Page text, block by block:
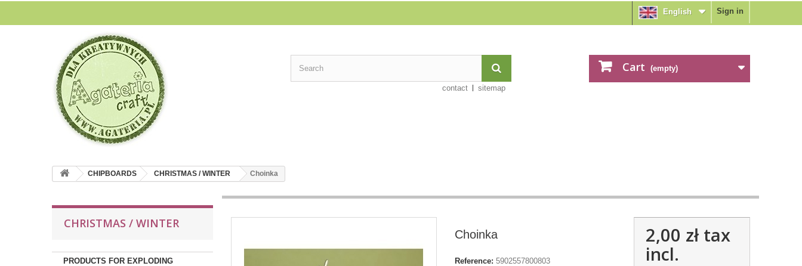
Sign in
English
Cart (empty)
contact sitemap
CHIPBOARDS CHRISTMAS / WINTER Choinka
CHRISTMAS / WINTER
PRODUCTS FOR EXPLODING
Choinka
Reference: 5902557800803
2,00 złtax
incl.